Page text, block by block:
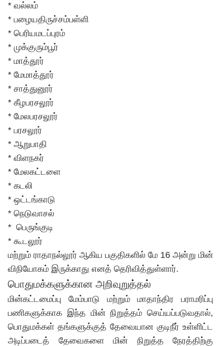
* வல்லம்
* பழையதிருச்சம்பள்ளி
* பெரியமடப்புரம்
* முக்குரும்பூர்
* மாத்தூர்
* மேமாத்தூர்
* சாத்துனூர்
* கீழபரசலூர்
* மேலபரசலூர்
* பரசலூர்
* ஆறுபாதி
* விளநகர்
* மேலகட்டளை
* கடலி
* ஒட்டங்காடு
* நெடுவாசல்
* பெருங்குடி
* கூடலூர்
மற்றும் ராதாநல்லூர் ஆகிய பகுதிகளில் மே 16 அன்று மின்
விநியோகம் இருக்காது எனத் தெரிவித்துள்ளார்.
பொதுமக்களுக்கான அறிவுறுத்தல்
மின்கட்டமைப்பு மேம்பாடு மற்றும் மாதாந்திர பராமரிப்பு
பணிகளுக்காக இந்த மின் நிறுத்தம் செய்யப்படுவதால்,
பொதுமக்கள் தங்களுக்குத் தேவையான குடிநீர் உள்ளிட்ட
அடிப்படைத் தேவைகளை மின் நிறுத்த நேரத்திற்கு